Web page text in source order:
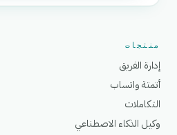
منتجات
إدارة الفريق
أتمتة واتساب
التكاملات
وكيل الذكاء الاصطناعي